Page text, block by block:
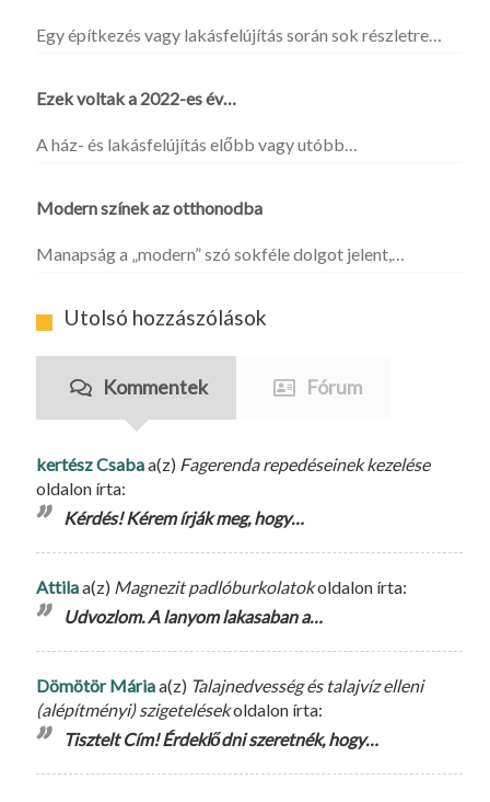
Egy építkezés vagy lakásfelújítás során sok részletre…
Ezek voltak a 2022-es év…
A ház- és lakásfelújítás előbb vagy utóbb…
Modern színek az otthonodba
Manapság a „modern” szó sokféle dolgot jelent,…
Utolsó hozzászólások
Kommentek Fórum
kertész Csabaa(z) Fagerenda repedéseinek kezelése
oldalon írta:
Kérdés! Kérem írják meg, hogy…
Attilaa(z) Magnezit padlóburkolatokoldalon írta:
Udvozlom. A lanyom lakasaban a…
Dömötör Máriaa(z) Talajnedvesség és talajvíz elleni
(alépítményi) szigetelésekoldalon írta:
Tisztelt Cím! Érdeklődni szeretnék, hogy…